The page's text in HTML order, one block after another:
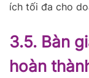
ích tối đa cho
3.5. Bàn
hoàn